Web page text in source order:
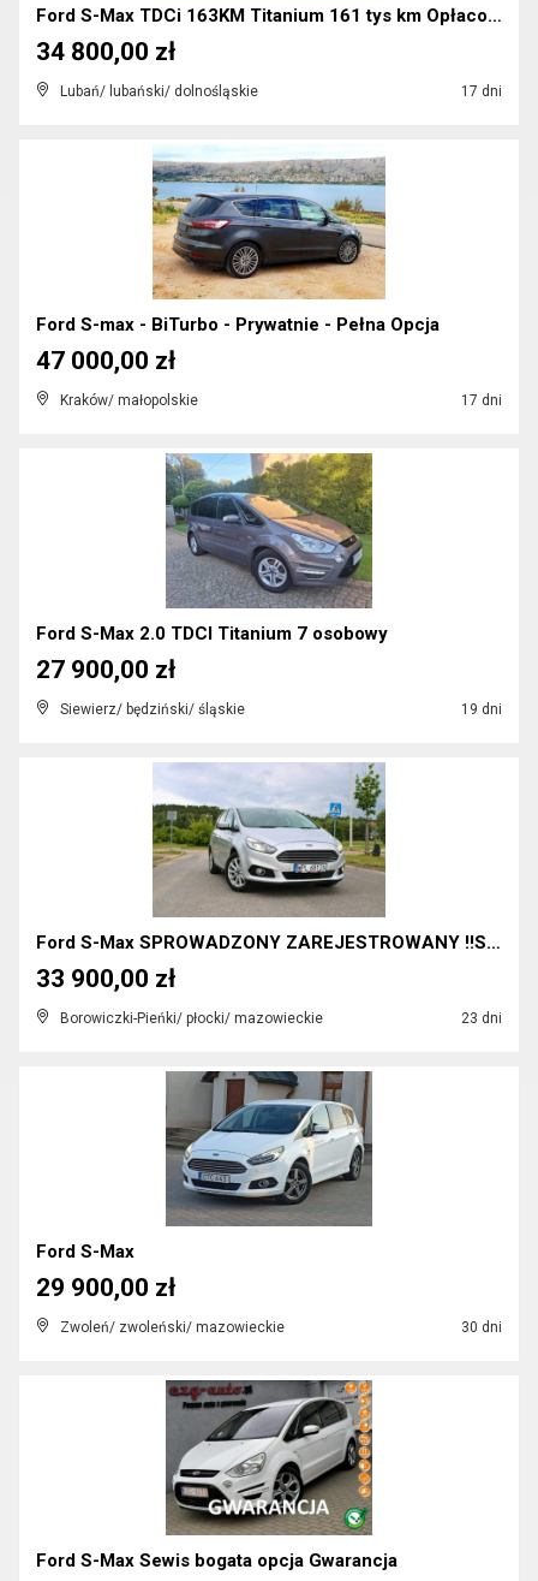
Ford S-Max TDCi 163KM Titanium 161 tys km Opłacony...
Lubań/ lubański/ dolnośląskie 17 dni
34 800,00 zł
Ford S-max - BiTurbo - Prywatnie - Pełna Opcja
Kraków/ małopolskie 17 dni
47 000,00 zł
Ford S-Max 2.0 TDCI Titanium 7 osobowy
Siewierz/ będziński/ śląskie 19 dni
27 900,00 zł
Ford S-Max SPROWADZONY ZAREJESTROWANY !!SUPER STAN...
Borowiczki-Pieńki/ płocki/ mazowieckie 23 dni
33 900,00 zł
Ford S-Max
Zwoleń/ zwoleński/ mazowieckie 30 dni
29 900,00 zł
Ford S-Max Sewis bogata opcja Gwarancja